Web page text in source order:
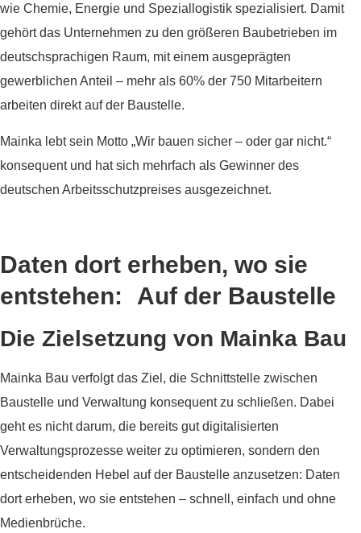
wie Chemie, Energie und Speziallogistik spezialisiert. Damit
gehört das Unternehmen zu den größeren Baubetrieben im
deutschsprachigen Raum, mit einem ausgeprägten
gewerblichen Anteil – mehr als 60% der 750 Mitarbeitern
arbeiten direkt auf der Baustelle.
Mainka lebt sein Motto „Wir bauen sicher – oder gar nicht.“
konsequent und hat sich mehrfach als Gewinner des
deutschen Arbeitsschutzpreises ausgezeichnet.
Daten dort erheben, wo sie
entstehen: Auf der Baustelle
Die Zielsetzung von Mainka Bau
Mainka Bau verfolgt das Ziel, die Schnittstelle zwischen
Baustelle und Verwaltung konsequent zu schließen. Dabei
geht es nicht darum, die bereits gut digitalisierten
Verwaltungsprozesse weiter zu optimieren, sondern den
entscheidenden Hebel auf der Baustelle anzusetzen: Daten
dort erheben, wo sie entstehen – schnell, einfach und ohne
Medienbrüche.